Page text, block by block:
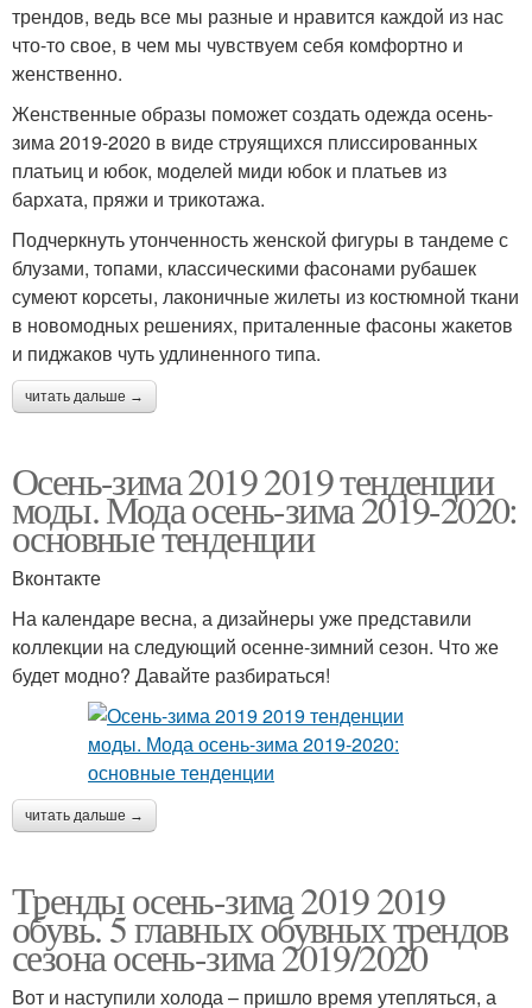
трендов, ведь все мы разные и нравится каждой из нас
что-то свое, в чем мы чувствуем себя комфортно и
женственно.
Женственные образы поможет создать одежда осень-
зима 2019-2020 в виде струящихся плиссированных
платьиц и юбок, моделей миди юбок и платьев из
бархата, пряжи и трикотажа.
Подчеркнуть утонченность женской фигуры в тандеме с
блузами, топами, классическими фасонами рубашек
сумеют корсеты, лаконичные жилеты из костюмной ткани
в новомодных решениях, приталенные фасоны жакетов
и пиджаков чуть удлиненного типа.
читать дальше →
Осень-зима 2019 2019 тенденции
моды. Мода осень-зима 2019-2020:
основные тенденции
Вконтакте
На календаре весна, а дизайнеры уже представили
коллекции на следующий осенне-зимний сезон. Что же
будет модно? Давайте разбираться!
читать дальше →
Тренды осень-зима 2019 2019
обувь. 5 главных обувных трендов
сезона осень-зима 2019/2020
Вот и наступили холода – пришло время утепляться, а